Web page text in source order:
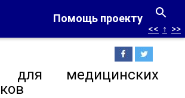
Помощь проекту
<< ↑ >>
для медицинских